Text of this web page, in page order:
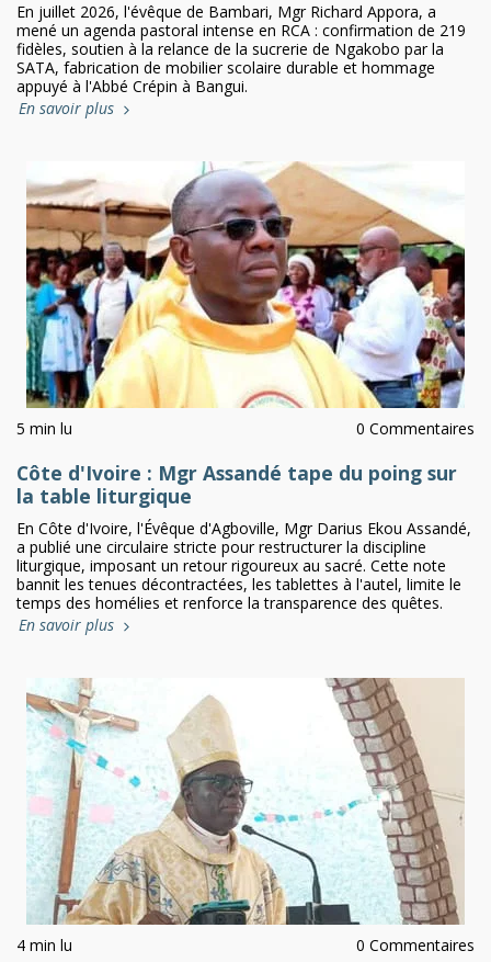
En juillet 2026, l'évêque de Bambari, Mgr Richard Appora, a
mené un agenda pastoral intense en RCA : confirmation de 219
fidèles, soutien à la relance de la sucrerie de Ngakobo par la
SATA, fabrication de mobilier scolaire durable et hommage
appuyé à l'Abbé Crépin à Bangui.
En savoir plus
5 min lu 0 Commentaires
Côte d'Ivoire : Mgr Assandé tape du poing sur
la table liturgique
En Côte d'Ivoire, l'Évêque d'Agboville, Mgr Darius Ekou Assandé,
a publié une circulaire stricte pour restructurer la discipline
liturgique, imposant un retour rigoureux au sacré. Cette note
bannit les tenues décontractées, les tablettes à l'autel, limite le
temps des homélies et renforce la transparence des quêtes.
En savoir plus
4 min lu 0 Commentaires